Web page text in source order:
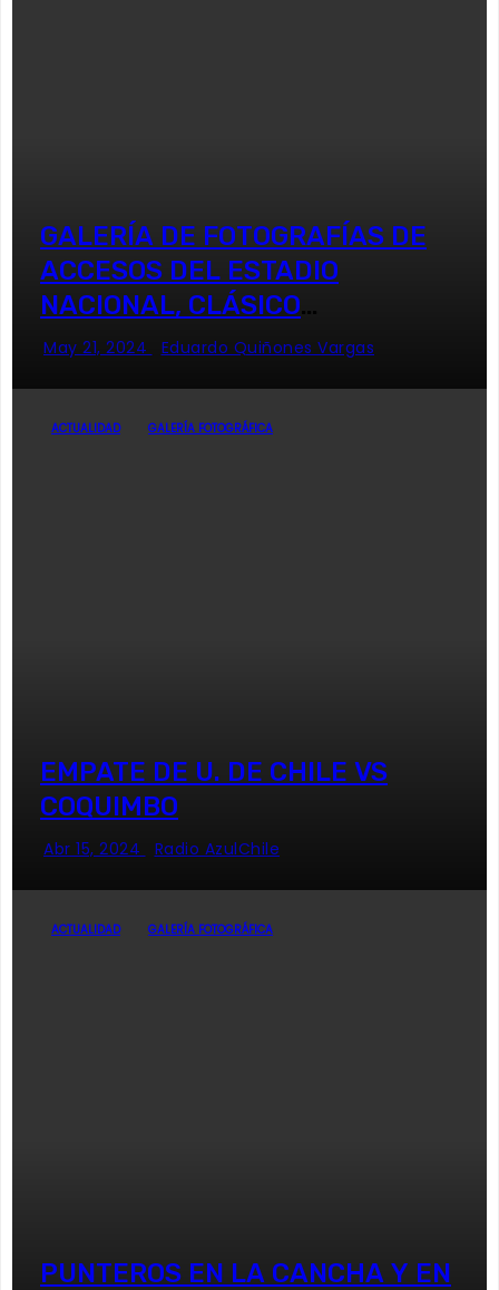
GALERÍA DE FOTOGRAFÍAS DE
ACCESOS DEL ESTADIO
NACIONAL, CLÁSICO
UNIVERSITARIO
May 21, 2024 Eduardo Quiñones Vargas
ACTUALIDAD GALERÍA FOTOGRÁFICA
EMPATE DE U. DE CHILE VS
COQUIMBO
Abr 15, 2024 Radio AzulChile
ACTUALIDAD GALERÍA FOTOGRÁFICA
PUNTEROS EN LA CANCHA Y EN